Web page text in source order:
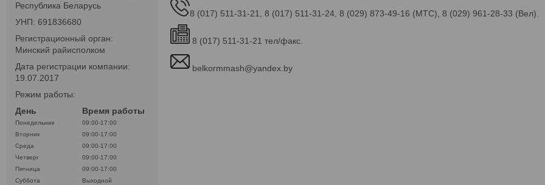
8 (017) 511-31-21, 8 (017) 511-31-24, 8 (029) 873-49-16 (МТС), 8 (029) 961-28-33 (Вел).
8 (017) 511-31-21 тел/факс.
belkormmash@yandex.by
Республика Беларусь
УНП: 691836680
Регистрационный орган:
Минский райисполком
Дата регистрации компании:
19.07.2017
Режим работы:
День
Время работы
Понедельник
09:00-17:00
Вторник
09:00-17:00
Среда
09:00-17:00
Четверг
09:00-17:00
Пятница
09:00-17:00
Суббота
Выходной